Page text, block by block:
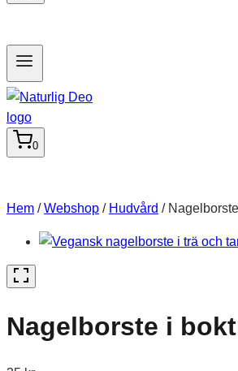
0
Hem / Webshop / Hudvård /
Nagelborste i